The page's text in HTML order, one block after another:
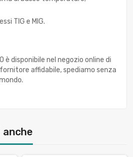
TIG e MIG.
è disponibile nel negozio online di
affidabile, spediamo senza